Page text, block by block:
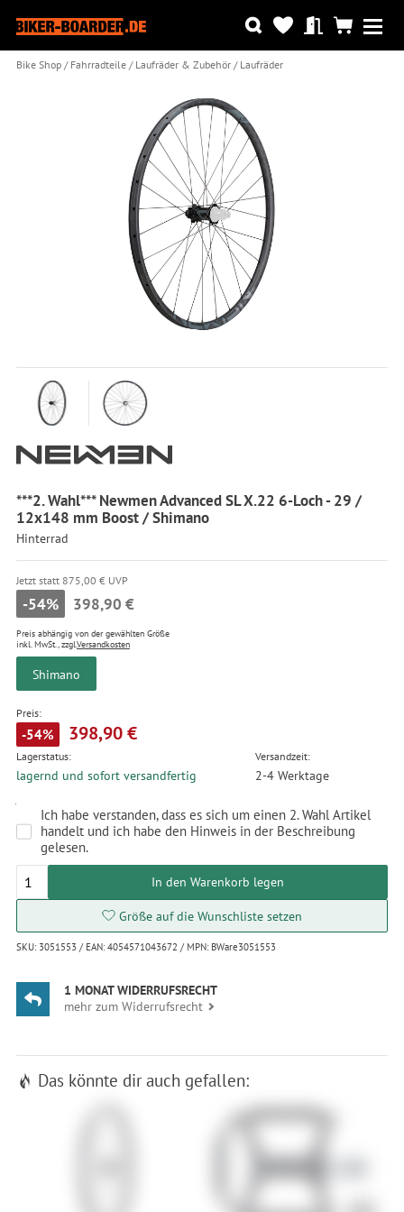
Bike Shop Fahrradteile Laufräder & Zubehör Laufräder
***2. Wahl*** Newmen Advanced SL X.22 6-Loch - 29 /
12x148 mm Boost / Shimano
Hinterrad
Jetzt statt 875,00 € UVP
-54% 398,90 €
Preis abhängig von der gewählten Größe
inkl. MwSt., zzgl.Versandkosten
Shimano
Preis:
-54% 398,90 €
Lagerstatus:
lagernd und sofort versandfertig
Versandzeit:
2-4 Werktage
Ich habe verstanden, dass es sich um einen 2. Wahl Artikel
handelt und ich habe den Hinweis in der Beschreibung
gelesen.
In den Warenkorb legen
Größe auf die Wunschliste setzen
SKU: 3051553 / EAN: 4054571043672 / MPN: BWare3051553
1 MONAT WIDERRUFSRECHT
mehr zum Widerrufsrecht
Das könnte dir auch gefallen: